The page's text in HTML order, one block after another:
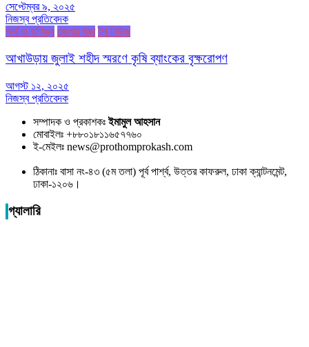
সেপ্টেম্বর ৯, ২০২৫
নিজস্ব প্রতিবেদক
অর্থ ও বাণিজ্য জেলার খবর টপ নিউজ
আখাউড়ায় জুলাই শহীদ স্মরণে কৃষি ব্যাংকের বৃক্ষরোপণ
আগস্ট ১২, ২০২৫
নিজস্ব প্রতিবেদক
সম্পাদক ও প্রকাশকঃইমামুল আহসান
মোবাইলঃ +৮৮০১৮১১৬৫৭৭৬০
ই-মেইলঃ news@prothomprokash.com
ঠিকানাঃ বাসা নং-৪৩ (৫ম তলা) পূর্ব পার্শ্ব, উত্তর কাফরুল, ঢাকা ক্যান্টনমেন্ট,
ঢাকা-১২০৬।
গ্যালারি